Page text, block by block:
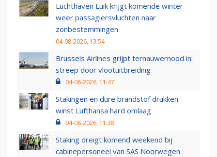
Luchthaven Luik krijgt komende winter
weer passagiersvluchten naar
zonbestemmingen
04-08-2026, 13:54
Brussels Airlines grijpt ternauwernood in:
streep door vlootuitbreiding
04-08-2026, 11:47
Stakingen en dure brandstof drukken
winst Lufthansa hard omlaag
04-08-2026, 11:38
Staking dreigt komend weekend bij
cabinepersoneel van SAS Noorwegen